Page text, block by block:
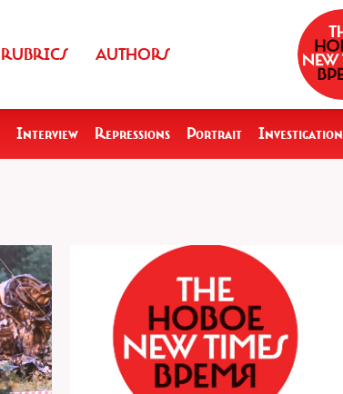
RUBRICS AUTHORS
Interview Repressions Portrait Investigation